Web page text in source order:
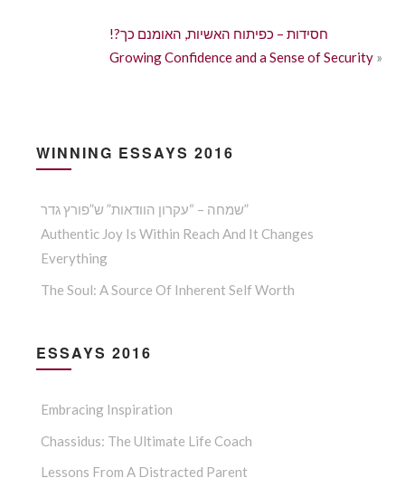
!?חסידות – כפיתוח האשיות, האומנם כך
Growing Confidence and a Sense of Security »
WINNING ESSAYS 2016
שמחה – “עקרון הוודאות” ש”פורץ גדר”
Authentic Joy Is Within Reach And It Changes
Everything
The Soul: A Source Of Inherent Self Worth
ESSAYS 2016
Embracing Inspiration
Chassidus: The Ultimate Life Coach
Lessons From A Distracted Parent